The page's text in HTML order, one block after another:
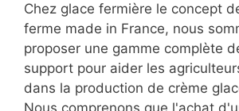
Chez glace fermière le concept
ferme made in France, nous
proposer une gamme complète
support pour aider les
dans la production de crème